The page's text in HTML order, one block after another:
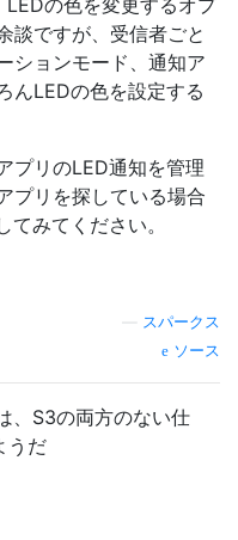
談ですが、受信者ごと
ションモード、通知ア
んLEDの色を設定する
プリのLED通知を管理
プリを探している場合
てみてください。
スパークス
ソース
、S3の両方のない仕
うだ